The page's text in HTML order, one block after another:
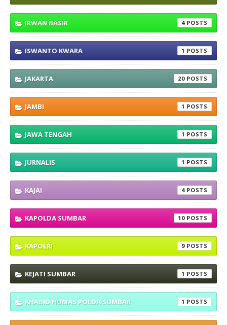
IRWAN BASIR 4
ISWANTO KWARA 1
JAKARTA 20
JAMBI 1
JAWA TENGAH 1
JURNALIS 1
KAJAI 4
KAPOLDA SUMBAR 10
KAPOLRI 9
KEJATI SUMBAR 1
KHABID HUMAS POLDA SUMBAR 1